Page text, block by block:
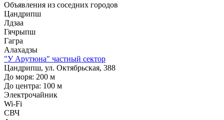
Объявления из соседних городов
Цандрипш
Лдзаа
Гячрыпш
Гагра
Алахадзы
"У Арутюна" частный сектор
Цандрипш, ул. Октябрьская, 388
До моря: 200 м
До центра: 100 м
Электрочайник
Wi-Fi
СВЧ